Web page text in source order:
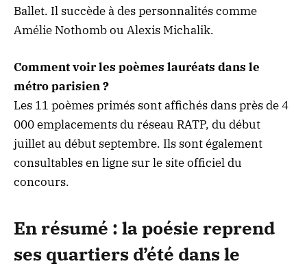
Ballet. Il succède à des personnalités comme
Amélie Nothomb ou Alexis Michalik.
Comment voir les poèmes lauréats dans le
métro parisien ?
Les 11 poèmes primés sont affichés dans près de 4
000 emplacements du réseau RATP, du début
juillet au début septembre. Ils sont également
consultables en ligne sur le site officiel du
concours.
En résumé : la poésie reprend
ses quartiers d’été dans le